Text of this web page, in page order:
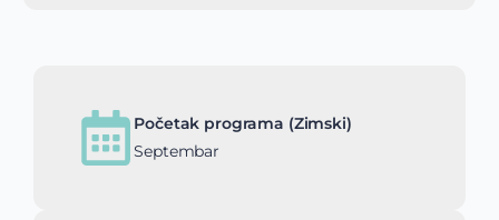
Početak programa (Zimski)
Septembar